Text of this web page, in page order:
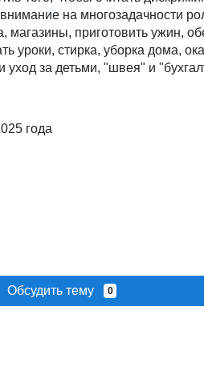
на многозадачности
приготовить ужин,
уроки, стирка, уборка дома,
за детьми, "швея" и
года
Обсудить тему 0